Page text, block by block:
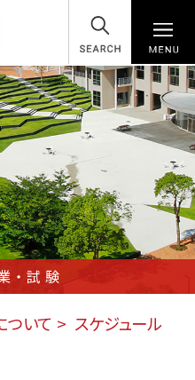
SEARCH
・試験
ついて
スケジュール